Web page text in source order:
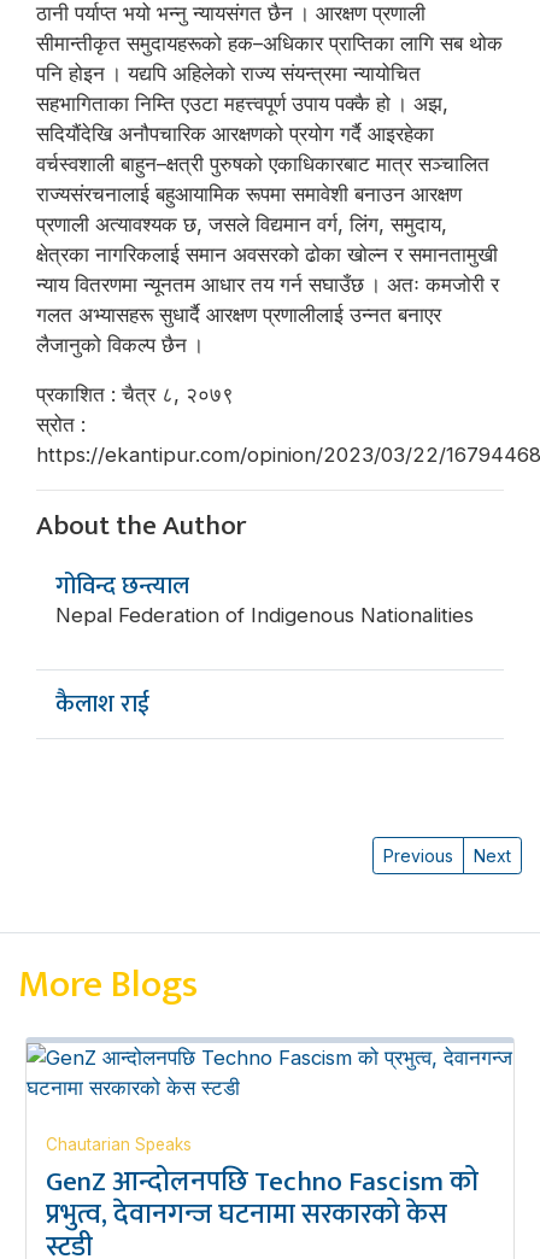
ठानी पर्याप्त भयो भन्नु न्यायसंगत छैन । आरक्षण प्रणाली
सीमान्तीकृत समुदायहरूको हक–अधिकार प्राप्तिका लागि सब थोक
पनि होइन । यद्यपि अहिलेको राज्य संयन्त्रमा न्यायोचित
सहभागिताका निम्ति एउटा महत्त्वपूर्ण उपाय पक्कै हो । अझ,
सदियौंदेखि अनौपचारिक आरक्षणको प्रयोग गर्दै आइरहेका
वर्चस्वशाली बाहुन–क्षत्री पुरुषको एकाधिकारबाट मात्र सञ्चालित
राज्यसंरचनालाई बहुआयामिक रूपमा समावेशी बनाउन आरक्षण
प्रणाली अत्यावश्यक छ, जसले विद्यमान वर्ग, लिंग, समुदाय,
क्षेत्रका नागरिकलाई समान अवसरको ढोका खोल्न र समानतामुखी
न्याय वितरणमा न्यूनतम आधार तय गर्न सघाउँछ । अतः कमजोरी र
गलत अभ्यासहरू सुधार्दै आरक्षण प्रणालीलाई उन्नत बनाएर
लैजानुको विकल्प छैन ।
प्रकाशित : चैत्र ८, २०७९
स्रोत :
https://ekantipur.com/opinion/2023/03/22/
About the Author
गोविन्द छन्त्याल
Nepal Federation of Indigenous Nationalities
कैलाश राई
Previous Next
More Blogs
Chautarian Speaks
GenZ आन्दोलनपछि Techno Fascism को
प्रभुत्व, देवानगन्ज घटनामा सरकारको केस
स्टडी